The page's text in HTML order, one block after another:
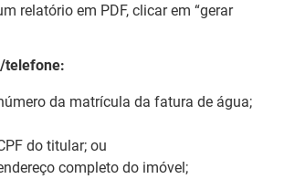
relatório em PDF, clicar em “gerar
telefone:
da matrícula da fatura de água;
do titular; ou
completo do imóvel;